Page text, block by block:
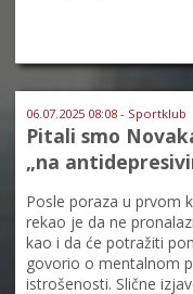
06.07.2025 08:08 - Sportklub
Pitali smo
„na
Posle poraza u prvom
rekao je da ne
kao i da će potražiti
govorio o mentalnom
istrošenosti. Slične